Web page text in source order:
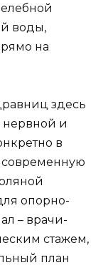
воды,
на
здесь
нервной и
в
современную
опорно-
– врачи-
стажем,
план